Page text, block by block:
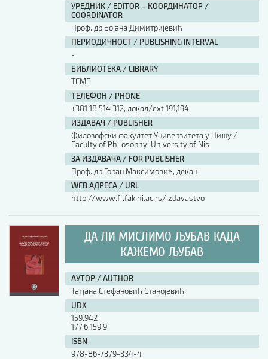
УРЕДНИК / EDITOR – КООРДИНАТОР /
COORDINATOR
Проф. др Бојана Димитријевић
ПЕРИОДИЧНОСТ / PUBLISHING INTERVAL
-
БИБЛИОТЕКА / LIBRARY
ТЕМЕ
ТЕЛЕФОН / PHONE
+381 18 514 312, локал/ext 191,194
ИЗДАВАЧ / PUBLISHER
Филозофски факултет Универзитета у Нишу /
Faculty of Philosophy, University of Nis
ЗА ИЗДАВАЧА / FOR PUBLISHER
Проф. др Горан Максимовић, декан
WEB АДРЕСА / URL
http://www.filfak.ni.ac.rs/izdavastvo
ДА ЛИ МИСЛИМО ЉУБАВ КАДА
КАЖЕМО ЉУБАВ
АУТОР / AUTHOR
Татјана Стефановић Станојевић
UDK
159.942
177.6:159.9
ISBN
978-86-7379-334-4